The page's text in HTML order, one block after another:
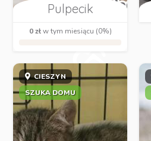
Pulpecik
0 złw tym miesiącu (0%)
CIESZYN
SZUKA DOMU